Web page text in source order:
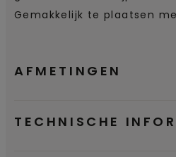
Gemakkelijk te plaatsen
AFMETINGEN
TECHNISCHE